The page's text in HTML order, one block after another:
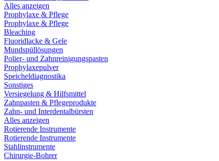
Alles anzeigen
Prophylaxe & Pflege
Prophylaxe & Pflege
Bleaching
Fluoridlacke & Gele
Mundspüllösungen
Polier- und Zahnreinigungspasten
Prophylaxepulver
Speicheldiagnostika
Sonstiges
Versiegelung & Hilfsmittel
Zahnpasten & Pflegeprodukte
Zahn- und Interdentalbürsten
Alles anzeigen
Rotierende Instrumente
Rotierende Instrumente
Stahlinstrumente
Chirurgie-Bohrer